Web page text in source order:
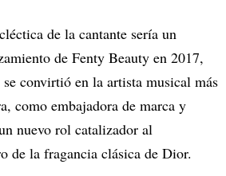
de la cantante sería un
de Fenty Beauty en 2017,
convirtió en la artista musical más
como embajadora de marca y
nuevo rol catalizador al
de la fragancia clásica de Dior.